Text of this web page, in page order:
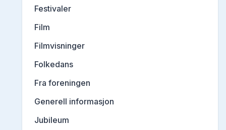
Festivaler
Film
Filmvisninger
Folkedans
Fra foreningen
Generell informasjon
Jubileum